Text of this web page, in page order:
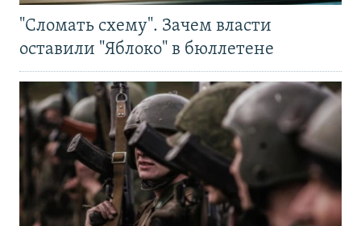
"Сломать схему". Зачем власти
оставили "Яблоко" в бюллетене